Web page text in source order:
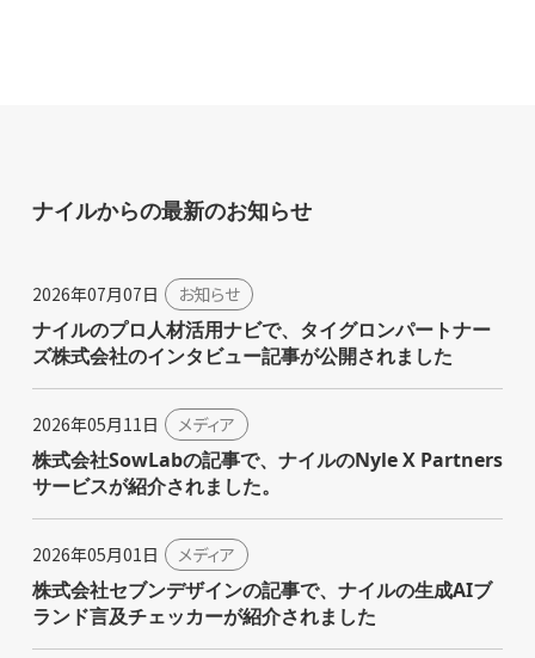
ナイルからの最新のお知らせ
2026年07月07日 お知らせ
ナイルのプロ人材活用ナビで、タイグロンパートナー
ズ株式会社のインタビュー記事が公開されました
2026年05月11日 メディア
株式会社SowLabの記事で、ナイルのNyle X Partners
サービスが紹介されました。
2026年05月01日 メディア
株式会社セブンデザインの記事で、ナイルの生成AIブ
ランド言及チェッカーが紹介されました